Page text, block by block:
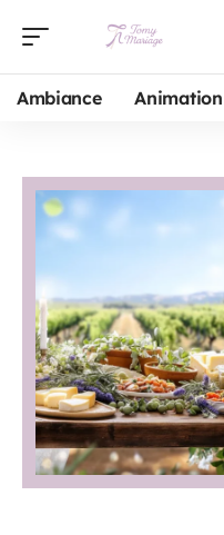
Ambiance Animation